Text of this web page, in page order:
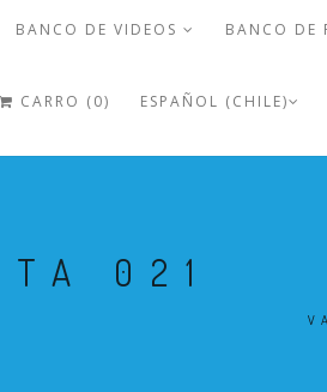
BANCO DE VIDEOS BANCO DE
CARRO (0) ESPAÑOL (CHILE)
021